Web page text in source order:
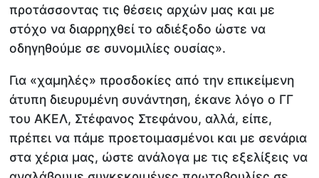
προτάσσοντας τις θέσεις αρχών μας και με
στόχο να διαρρηχθεί το αδιέξοδο ώστε να
οδηγηθούμε σε συνομιλίες ουσίας».
Για «χαμηλές» προσδοκίες από την επικείμενη
άτυπη διευρυμένη συνάντηση, έκανε λόγο ο ΓΓ
του ΑΚΕΛ, Στέφανος Στεφάνου, αλλά, είπε,
πρέπει να πάμε προετοιμασμένοι και με σενάρια
στα χέρια μας, ώστε ανάλογα με τις εξελίξεις να